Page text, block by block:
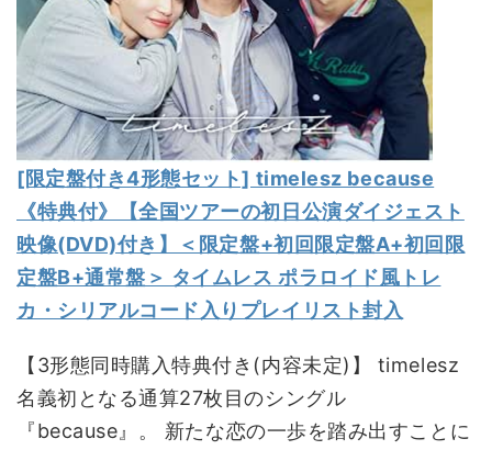
[限定盤付き4形態セット] timelesz because
《特典付》【全国ツアーの初日公演ダイジェスト
映像(DVD)付き】＜限定盤+初回限定盤A+初回限
定盤B+通常盤＞ タイムレス ポラロイド風トレ
カ・シリアルコード入りプレイリスト封入
【3形態同時購入特典付き(内容未定)】 timelesz
名義初となる通算27枚目のシングル
『because』。 新たな恋の一歩を踏み出すことに